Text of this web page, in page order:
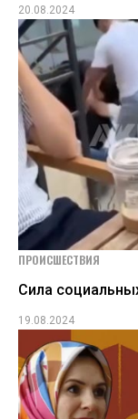
20.08.2024
ПРОИСШЕСТВИЯ
Сила
19.08.2024